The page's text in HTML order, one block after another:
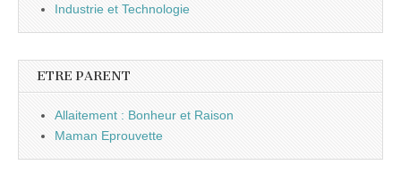
Industrie et Technologie
ETRE PARENT
Allaitement : Bonheur et Raison
Maman Eprouvette